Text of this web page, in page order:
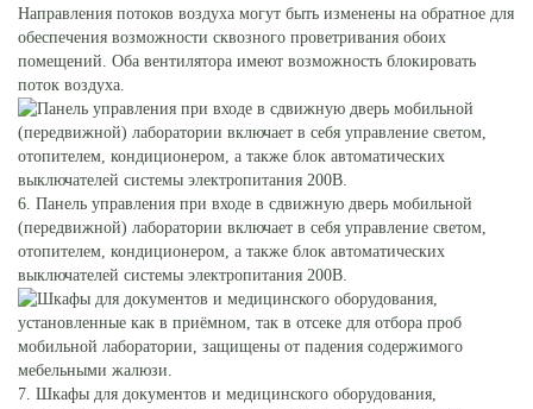
Направления потоков воздуха могут быть изменены на обратное для
обеспечения возможности сквозного проветривания обоих
помещений. Оба вентилятора имеют возможность блокировать
поток воздуха.
6. Панель управления при входе в сдвижную дверь мобильной
(передвижной) лаборатории включает в себя управление светом,
отопителем, кондиционером, а также блок автоматических
выключателей системы электропитания 200В.
7. Шкафы для документов и медицинского оборудования,